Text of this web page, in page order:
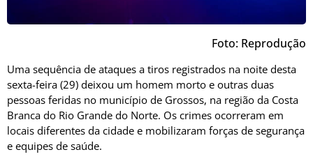
Foto: Reprodução
Uma sequência de ataques a tiros registrados na noite desta
sexta-feira (29) deixou um homem morto e outras duas
pessoas feridas no município de Grossos, na região da Costa
Branca do Rio Grande do Norte. Os crimes ocorreram em
locais diferentes da cidade e mobilizaram forças de segurança
e equipes de saúde.